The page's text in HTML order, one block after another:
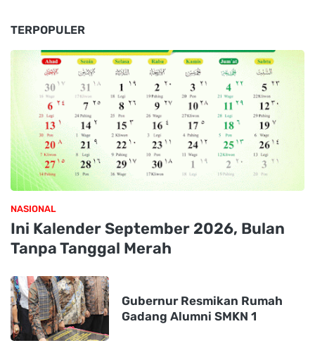
TERPOPULER
NASIONAL
Ini Kalender September 2026, Bulan
Tanpa Tanggal Merah
Gubernur Resmikan Rumah
Gadang Alumni SMKN 1